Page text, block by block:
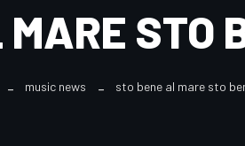
STO
music news sto bene al mare sto